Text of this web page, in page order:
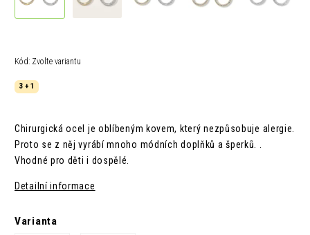
Kód: Zvolte variantu
3 + 1
Chirurgická ocel je oblíbeným kovem, který nezpůsobuje alergie.
Proto se z něj vyrábí mnoho módních doplňků a šperků. .
Vhodné pro děti i dospělé.
Detailní informace
Varianta